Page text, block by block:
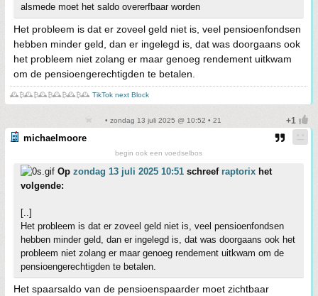
alsmede moet het saldo overerfbaar worden
Het probleem is dat er zoveel geld niet is, veel pensioenfondsen
hebben minder geld, dan er ingelegd is, dat was doorgaans ook
het probleem niet zolang er maar genoeg rendement uitkwam
om de pensioengerechtigden te betalen.
🕰️₿🕰️₿🕰️₿🕰️₿🕰️₿🕰️ TikTok next Block
• zondag 13 juli 2025 @ 10:52 • 21
michaelmoore
begin ook een voedselbos
Op zondag 13 juli 2025 10:51 schreef raptorix het
volgende:
[..]
Het probleem is dat er zoveel geld niet is, veel pensioenfondsen
hebben minder geld, dan er ingelegd is, dat was doorgaans ook het
probleem niet zolang er maar genoeg rendement uitkwam om de
pensioengerechtigden te betalen.
Het spaarsaldo van de pensioenspaarder moet zichtbaar